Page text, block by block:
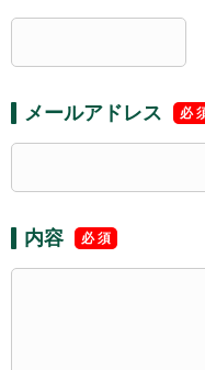
メールアドレス
内容